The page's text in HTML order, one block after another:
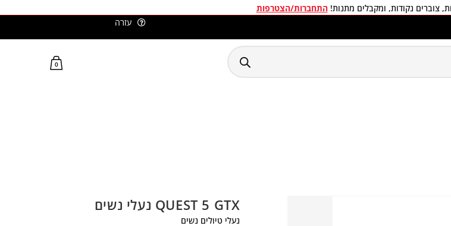
צוברים נקודות, ומקבלים מתנות!התחברות/הצטרפות
עזרה
0
QUEST 5 GTX נעלי נשים
נעלי טיולים נשים